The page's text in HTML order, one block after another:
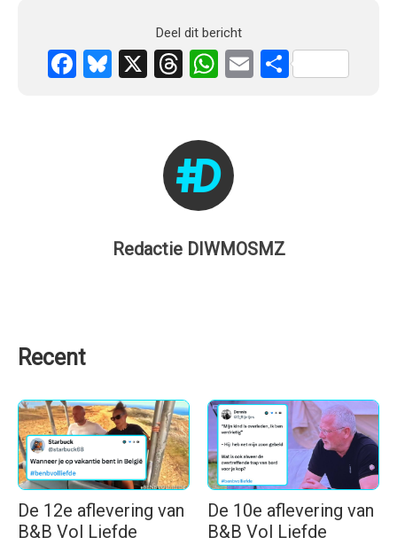
Deel dit bericht
Facebook
Bluesky
X Threads
WhatsApp
EmailDelen
Redactie DIWMOSMZ
Recent
De 12e aflevering van
B&B Vol Liefde
De 10e aflevering van
B&B Vol Liefde